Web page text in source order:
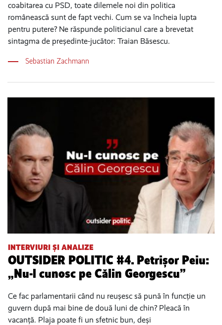
coabitarea cu PSD, toate dilemele noi din politica
românească sunt de fapt vechi. Cum se va încheia lupta
pentru putere? Ne răspunde politicianul care a brevetat
sintagma de președinte-jucător: Traian Băsescu.
Sebastian Zachmann
INTERVIURI ȘI ANALIZE
OUTSIDER POLITIC #4. Petrișor Peiu:
„Nu-l cunosc pe Călin Georgescu”
Ce fac parlamentarii când nu reușesc să pună în funcție un
guvern după mai bine de două luni de chin? Pleacă în
vacanță. Plaja poate fi un sfetnic bun, deși